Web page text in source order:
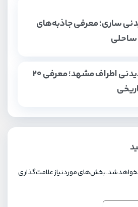
ساری؛ معرفی جاذبه‌های
ساحلی
زیباترین جاهای دیدنی اطراف مشهد؛ معرفی ۲۰
شد.بخش‌های موردنیاز علامت‌گذاری